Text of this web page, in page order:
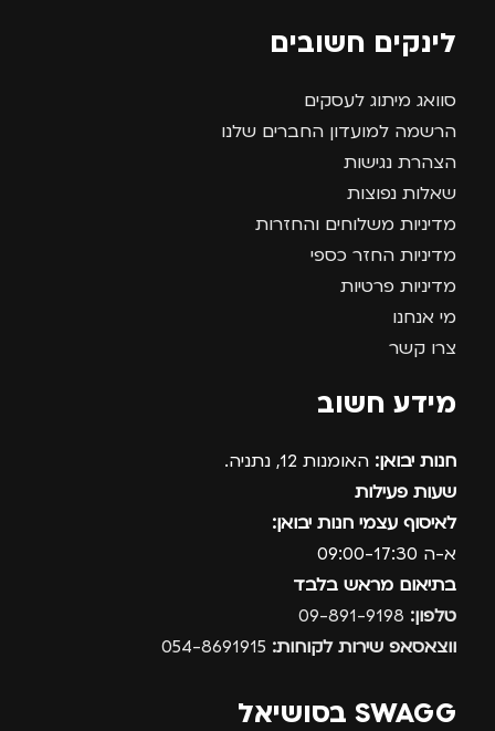
לינקים חשובים
סוואג מיתוג לעסקים
הרשמה למועדון החברים שלנו
הצהרת נגישות
שאלות נפוצות
מדיניות משלוחים והחזרות
מדיניות החזר כספי
מדיניות פרטיות
מי אנחנו
צרו קשר
מידע חשוב
חנות יבואן: האומנות 12, נתניה.
שעות פעילות
לאיסוף עצמי חנות יבואן:
א-ה 09:00-17:30
בתיאום מראש בלבד
טלפון:
ווצאסאפ שירות לקוחות:
SWAGG בסושיאל